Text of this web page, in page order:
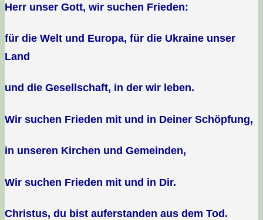
Herr unser Gott, wir suchen Frieden:
für die Welt und Europa, für die Ukraine unser
Land
und die Gesellschaft, in der wir leben.
Wir suchen Frieden mit und in Deiner Schöpfung,
in unseren Kirchen und Gemeinden,
Wir suchen Frieden mit und in Dir.
Christus, du bist auferstanden aus dem Tod.